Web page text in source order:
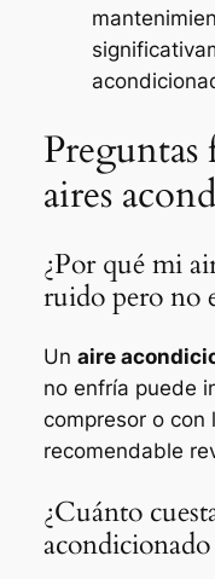
Preguntas
aires
¿Por qué mi
ruido pero no
Un aire
no enfría puede
compresor o con
recomendable
¿Cuánto